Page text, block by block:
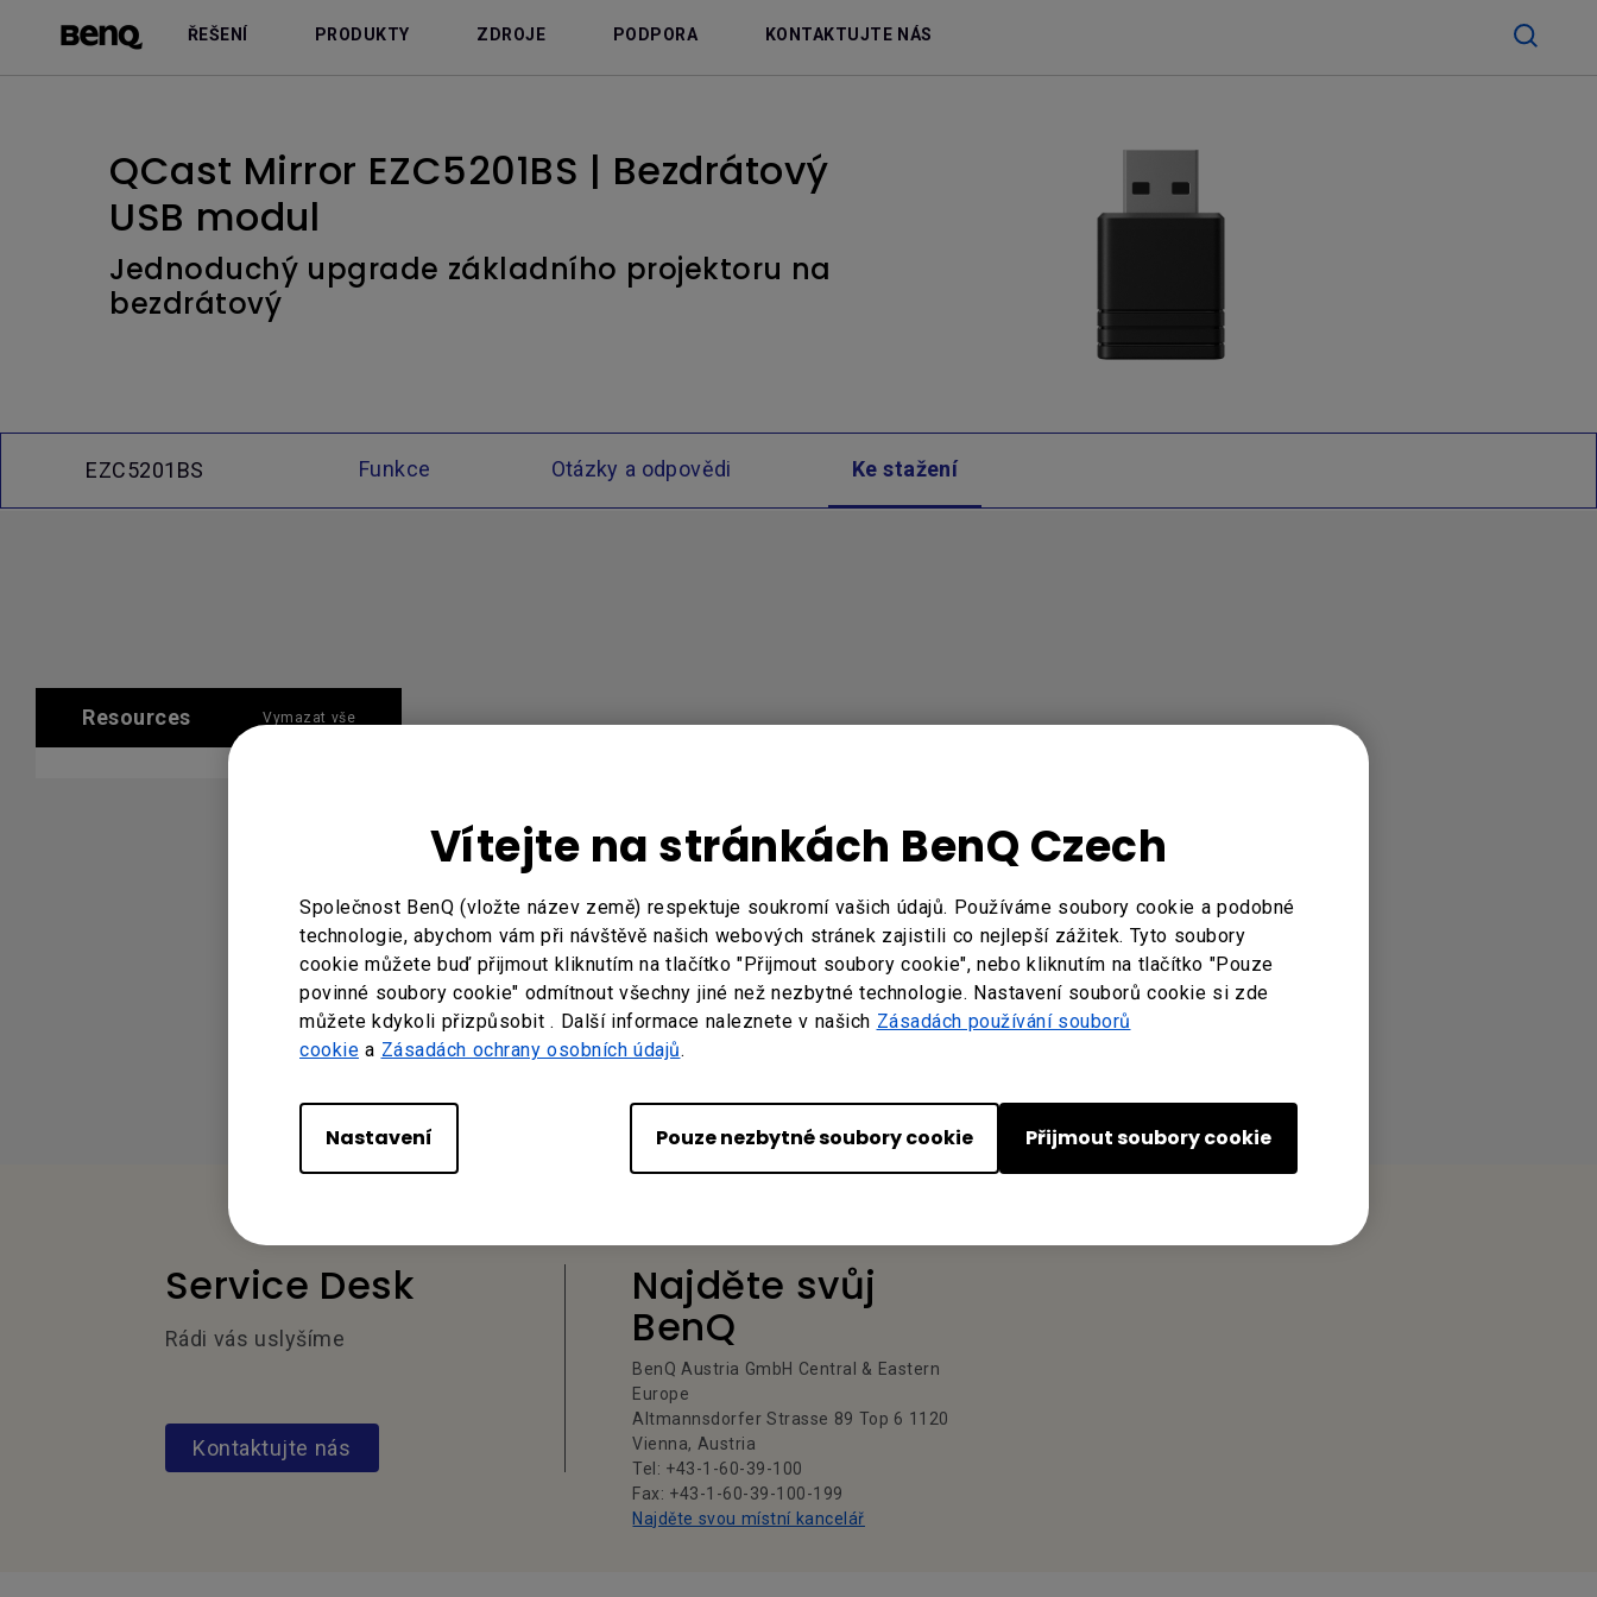
Vítejte na stránkách BenQ Czech
Společnost BenQ (vložte název země) respektuje soukromí vašich údajů. Používáme soubory cookie a podobné
technologie, abychom vám při návštěvě našich webových stránek zajistili co nejlepší zážitek. Tyto soubory
cookie můžete buď přijmout kliknutím na tlačítko "Přijmout soubory cookie", nebo kliknutím na tlačítko "Pouze
povinné soubory cookie" odmítnout všechny jiné než nezbytné technologie. Nastavení souborů cookie si zde
můžete kdykoli přizpůsobit . Další informace naleznete v našich Zásadách používání souborů
cookie a Zásadách ochrany osobních údajů.
Nastavení Pouze nezbytné soubory cookie Přijmout soubory cookie
ŘEŠENÍ PRODUKTY ZDROJE PODPORA KONTAKTUJTE NÁS
QCast Mirror EZC5201BS | Bezdrátový
USB modul
Jednoduchý upgrade základního projektoru na
bezdrátový
EZC5201BS Funkce Otázky a odpovědi Ke stažení
Resources Vymazat vše
Service Desk
Rádi vás uslyšíme
Kontaktujte nás
Najděte svůj
BenQ
BenQ Austria GmbH Central & Eastern
Europe
Altmannsdorfer Strasse 89 Top 6 1120
Vienna, Austria
Tel: +43-1-60-39-100
Fax: +43-1-60-39-100-199
Najděte svou místní kancelář